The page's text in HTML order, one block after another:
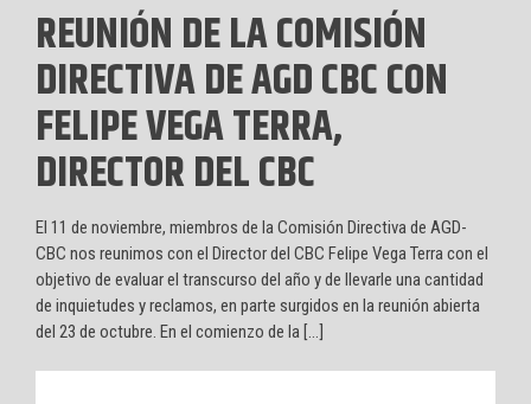
REUNIÓN DE LA COMISIÓN
DIRECTIVA DE AGD CBC CON
FELIPE VEGA TERRA,
DIRECTOR DEL CBC
El 11 de noviembre, miembros de la Comisión Directiva de AGD-
CBC nos reunimos con el Director del CBC Felipe Vega Terra con el
objetivo de evaluar el transcurso del año y de llevarle una cantidad
de inquietudes y reclamos, en parte surgidos en la reunión abierta
del 23 de octubre. En el comienzo de la […]